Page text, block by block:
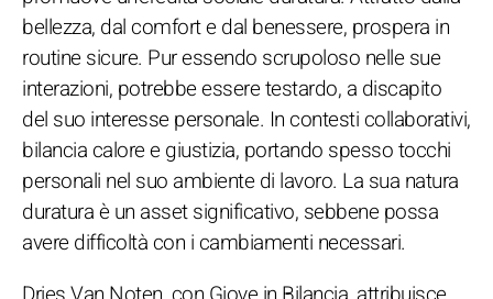
bellezza, dal comfort e dal benessere, prospera in
routine sicure. Pur essendo scrupoloso nelle sue
interazioni, potrebbe essere testardo, a discapito
del suo interesse personale. In contesti collaborativi,
bilancia calore e giustizia, portando spesso tocchi
personali nel suo ambiente di lavoro. La sua natura
duratura è un asset significativo, sebbene possa
avere difficoltà con i cambiamenti necessari.